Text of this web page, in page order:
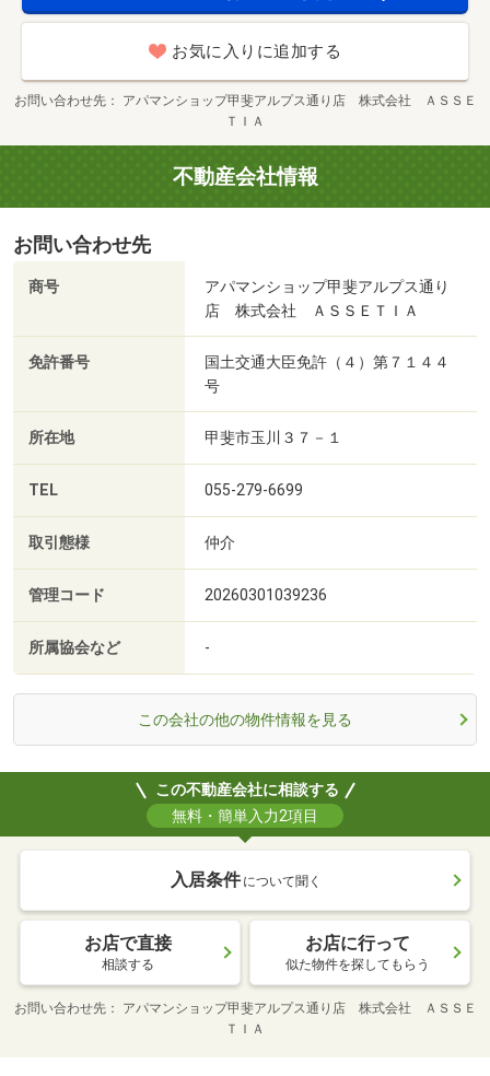
お気に入りに追加する
お問い合わせ先
アパマンショップ甲斐アルプス通り店 株式会社 ＡＳＳＥ
ＴＩＡ
不動産会社情報
お問い合わせ先
商号
アパマンショップ甲斐アルプス通り
店 株式会社 ＡＳＳＥＴＩＡ
免許番号
国土交通大臣免許（４）第７１４４
号
所在地 甲斐市玉川３７－１
TEL 055-279-6699
取引態様 仲介
管理コード 20260301039236
所属協会など -
この会社の他の物件情報を見る
この不動産会社に相談する
無料・簡単入力2項目
入居条件 について聞く
お店で直接
相談する
お店に行って
似た物件を探してもらう
お問い合わせ先
アパマンショップ甲斐アルプス通り店 株式会社 ＡＳＳＥ
ＴＩＡ